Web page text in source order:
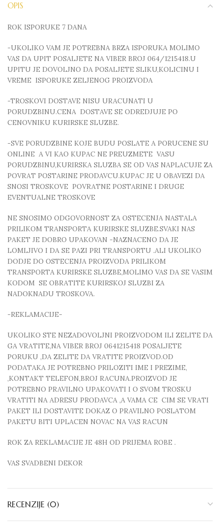
OPIS
ROK ISPORUKE 7 DANA
-UKOLIKO VAM JE POTREBNA BRZA ISPORUKA MOLIMO
VAS DA UPIT POSALJETE NA VIBER BROJ 064/1215418.U
UPITU JE DOVOLJNO DA POSALJETE SLIKU,KOLICINU I
VREME ISPORUKE ZELJENOG PROIZVODA
-TROSKOVI DOSTAVE NISU URACUNATI U
PORUDZBINU.CENA DOSTAVE SE ODREDJUJE PO
CENOVNIKU KURIRSKE SLUZBE.
-SVE PORUDZBINE KOJE BUDU POSLATE A PORUCENE SU
ONLINE A VI KAO KUPAC NE PREUZMETE VASU
PORUDZBINU,KURIRSKA SLUZBA SE OD VAS NAPLACUJE ZA
POVRAT POSTARINE PRODAVCU.KUPAC JE U OBAVEZI DA
SNOSI TROSKOVE POVRATNE POSTARINE I DRUGE
EVENTUALNE TROSKOVE
NE SNOSIMO ODGOVORNOST ZA OSTECENJA NASTALA
PRILIKOM TRANSPORTA KURIRSKE SLUZBE.SVAKI NAS
PAKET JE DOBRO UPAKOVAN -NAZNACENO DA JE
LOMLJIVO I DA SE PAZI PRI TRANSPORTU .ALI UKOLIKO
DODJE DO OSTECENJA PROIZVODA PRILIKOM
TRANSPORTA KURIRSKE SLUZBE,MOLIMO VAS DA SE VASIM
KODOM SE OBRATITE KURIRSKOJ SLUZBI ZA
NADOKNADU TROSKOVA.
-REKLAMACIJE-
UKOLIKO STE NEZADOVOLJNI PROIZVODOM ILI ZELITE DA
GA VRATITE,NA VIBER BROJ 0641215418 POSALJETE
PORUKU ,DA ZELITE DA VRATITE PROIZVOD.OD
PODATAKA JE POTREBNO PRILOZITI IME I PREZIME,
,KONTAKT TELEFON,BROJ RACUNA.PROIZVOD JE
POTREBNO PRAVILNO UPAKOVATI I O SVOM TROSKU
VRATITI NA ADRESU PRODAVCA ,A VAMA CE CIM SE VRATI
PAKET ILI DOSTAVITE DOKAZ O PRAVILNO POSLATOM
PAKETU BITI UPLACEN NOVAC NA VAS RACUN
ROK ZA REKLAMACIJE JE 48H OD PRIJEMA ROBE .
VAS SVADBENI DEKOR
RECENZIJE (0)